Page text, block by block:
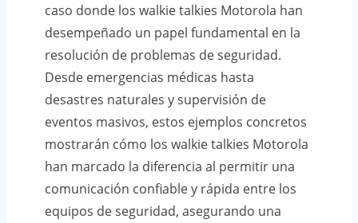
caso donde los walkie talkies Motorola han
desempeñado un papel fundamental en la
resolución de problemas de seguridad.
Desde emergencias médicas hasta
desastres naturales y supervisión de
eventos masivos, estos ejemplos concretos
mostrarán cómo los walkie talkies Motorola
han marcado la diferencia al permitir una
comunicación confiable y rápida entre los
equipos de seguridad, asegurando una